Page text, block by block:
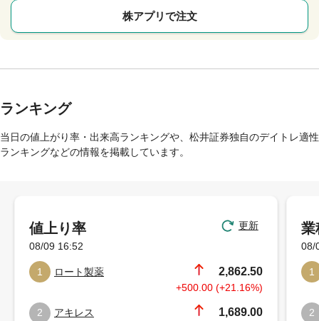
株アプリで注文
ランキング
当日の値上がり率・出来高ランキングや、松井証券独自のデイトレ適性
ランキングなどの情報を掲載しています。